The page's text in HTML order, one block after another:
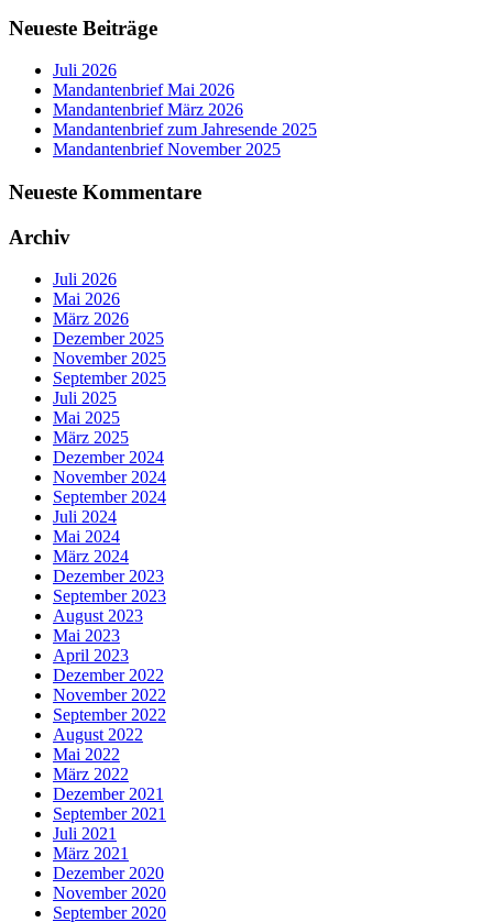
Neueste Beiträge
Juli 2026
Mandantenbrief Mai 2026
Mandantenbrief März 2026
Mandantenbrief zum Jahresende 2025
Mandantenbrief November 2025
Neueste Kommentare
Archiv
Juli 2026
Mai 2026
März 2026
Dezember 2025
November 2025
September 2025
Juli 2025
Mai 2025
März 2025
Dezember 2024
November 2024
September 2024
Juli 2024
Mai 2024
März 2024
Dezember 2023
September 2023
August 2023
Mai 2023
April 2023
Dezember 2022
November 2022
September 2022
August 2022
Mai 2022
März 2022
Dezember 2021
September 2021
Juli 2021
März 2021
Dezember 2020
November 2020
September 2020